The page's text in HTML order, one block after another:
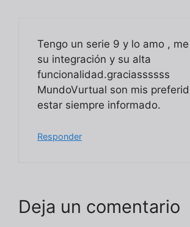
Tengo un serie 9 y lo amo ,
su integración y su alta
funcionalidad.graciassssss
MundoVurtual son mis
estar siempre informado.
Responder
Deja un comentario